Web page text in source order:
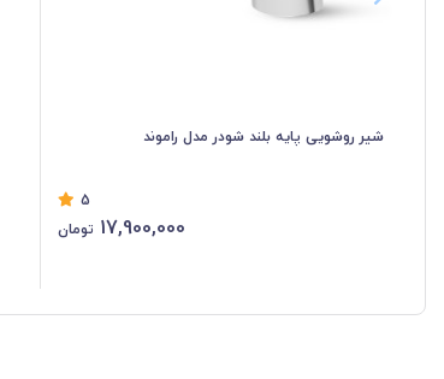
شیر روشویی پایه بلند شودر مدل راموند
5
17,900,000 تومان